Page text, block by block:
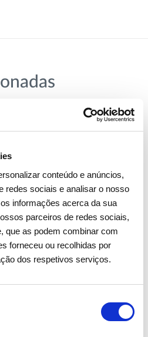
conteúdo e anúncios,
redes sociais e analisar o nosso
informações acerca da sua
parceiros de redes sociais,
que as podem combinar com
forneceu ou recolhidas por
dos respetivos serviços.